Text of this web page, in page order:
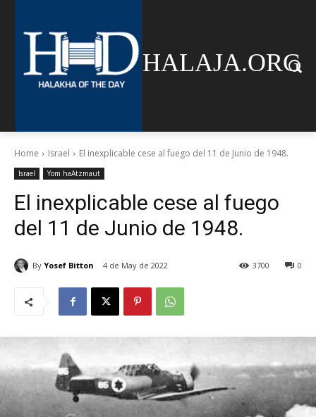
HALAJA.ORG
Home Israel El inexplicable cese al fuego del 11 de Junio de 1948.
Israel Yom haAtzmaut
El inexplicable cese al fuego
del 11 de Junio de 1948.
By Yosef Bitton 4 de May de 2022 0
3700